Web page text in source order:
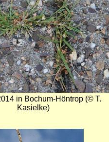
in Bochum-Höntrop (© T.
Kasielke)